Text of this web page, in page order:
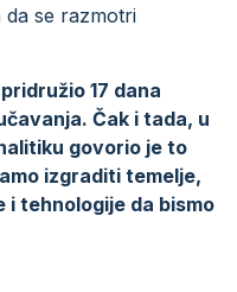
se razmotri
17 dana
Čak i tada, u
govorio je to
izgraditi temelje,
tehnologije da bismo